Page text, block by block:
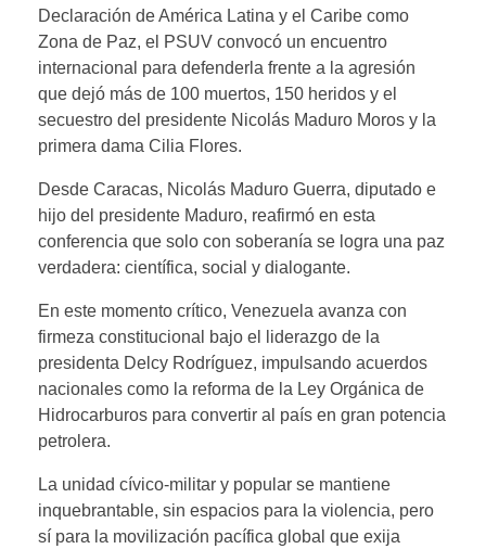
Declaración de América Latina y el Caribe como
Zona de Paz, el PSUV convocó un encuentro
internacional para defenderla frente a la agresión
que dejó más de 100 muertos, 150 heridos y el
secuestro del presidente Nicolás Maduro Moros y la
primera dama Cilia Flores.
Desde Caracas, Nicolás Maduro Guerra, diputado e
hijo del presidente Maduro, reafirmó en esta
conferencia que solo con soberanía se logra una paz
verdadera: científica, social y dialogante.
En este momento crítico, Venezuela avanza con
firmeza constitucional bajo el liderazgo de la
presidenta Delcy Rodríguez, impulsando acuerdos
nacionales como la reforma de la Ley Orgánica de
Hidrocarburos para convertir al país en gran potencia
petrolera.
La unidad cívico-militar y popular se mantiene
inquebrantable, sin espacios para la violencia, pero
sí para la movilización pacífica global que exija